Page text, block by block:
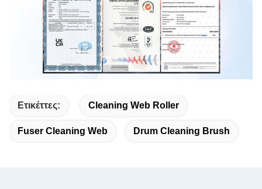
Ετικέττες: Cleaning Web Roller
Fuser Cleaning Web Drum Cleaning Brush